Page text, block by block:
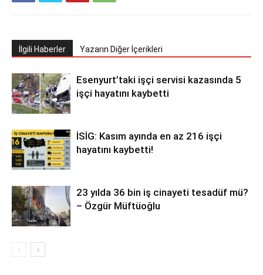
İlgili Haberler Yazarın Diğer İçerikleri
Esenyurt’taki işçi servisi kazasında 5
işçi hayatını kaybetti
İSİG: Kasım ayında en az 216 işçi
hayatını kaybetti!
23 yılda 36 bin iş cinayeti tesadüf mü?
– Özgür Müftüoğlu